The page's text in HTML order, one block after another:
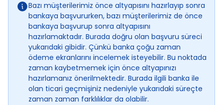
Bazı müşterilerimiz önce altyapısını hazırlayıp sonra
bankaya başvururken, bazı müşterilerimiz de önce
bankaya başvurup sonra altyapısını
hazırlamaktadır. Burada doğru olan başvuru süreci
yukarıdaki gibidir. Çünkü banka çoğu zaman
ödeme ekranlarını incelemek isteyebilir. Bu noktada
zaman kaybetmemek için önce altyapınızı
hazırlamanız önerilmektedir. Burada ilgili banka ile
olan ticari geçmişiniz nedeniyle yukarıdaki süreçte
zaman zaman farklılıklar da olabilir.